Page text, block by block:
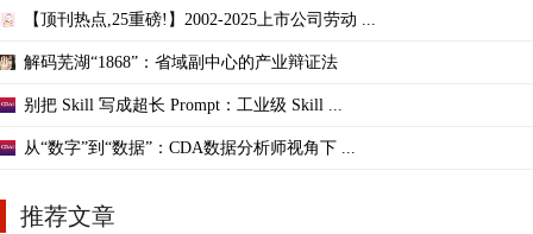
【顶刊热点,25重磅!】2002-2025上市公司劳动 ...
解码芜湖“1868”：省域副中心的产业辩证法
别把 Skill 写成超长 Prompt：工业级 Skill ...
从“数字”到“数据”：CDA数据分析师视角下 ...
推荐文章